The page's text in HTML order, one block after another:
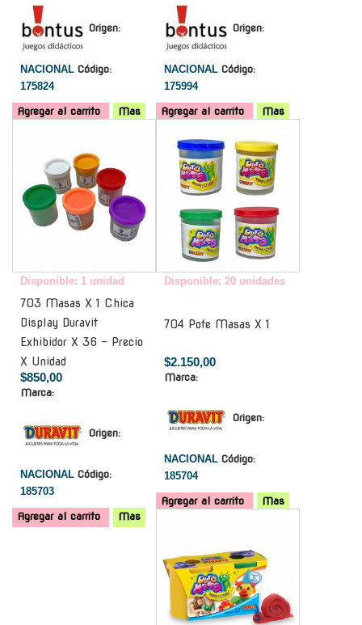
Origen:
NACIONAL Código:
175824
Agregar al carrito Mas
Origen:
NACIONAL Código:
175994
Agregar al carrito
Mas
Disponible: 1 unidad
703 Masas X 1 Chica
Display Duravit
Exhibidor X 36 - Precio
X Unidad
$850,00
Marca:
Origen:
NACIONAL Código:
185703
Agregar al carrito Mas
Disponible: 20 unidades
704 Pote Masas X 1
$2.150,00
Marca:
Origen:
NACIONAL Código:
185704
Agregar al carrito
Mas